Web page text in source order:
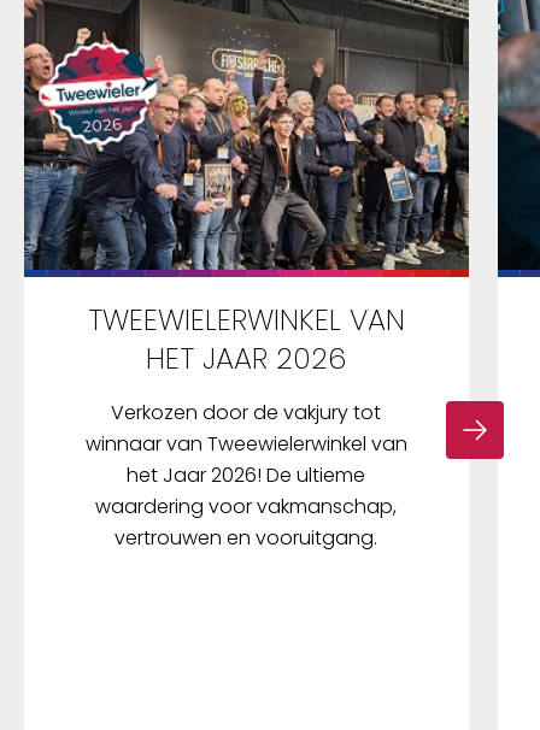
omhuld met een siliconen-cover. De IP66- en
IP68-certificering geeft aan dat de slotkast
stof- en weerbestendig is. Een dubbele
kogelvergrendeling biedt betere bescherming
tegen geforceerd openen. Met het YARDO-
kettingslot gaan comfort, functionaliteit en
design hand in hand en bent u bij de tijd. De
vingerafdruktechnologie is trendsettend en
biedt maximaal comfort en een hoge mate
van veiligheid. Een CR2-batterij is in de
leveringsomvang inbegrepen.
TWEEWIELERWINKEL VAN
HET JAAR 2026
Verkozen door de vakjury tot
winnaar van Tweewielerwinkel van
het Jaar 2026! De ultieme
waardering voor vakmanschap,
vertrouwen en vooruitgang.